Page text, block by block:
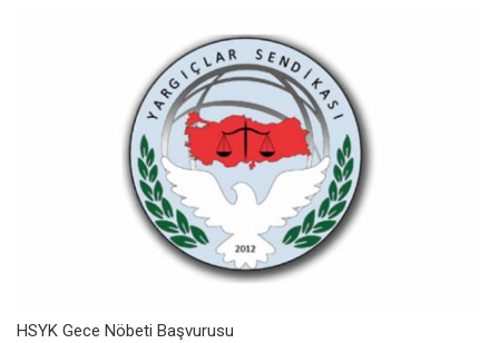
HSYK Gece Nöbeti Başvurusu